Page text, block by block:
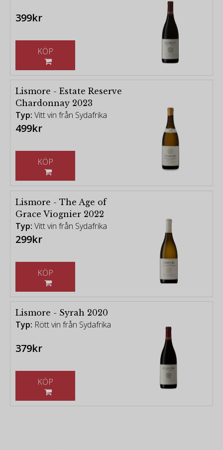
399kr
Lismore - Estate Reserve
Chardonnay 2023
Typ: Vitt vin från Sydafrika
499kr
Lismore - The Age of
Grace Viognier 2022
Typ: Vitt vin från Sydafrika
299kr
Lismore - Syrah 2020
Typ: Rött vin från Sydafrika
379kr